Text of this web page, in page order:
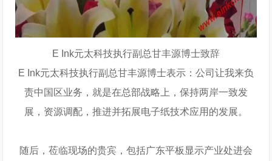
E Ink元太科技执行副总甘丰源博士致辞
E Ink元太科技执行副总甘丰源博士表示：公司让我来负
责中国区业务，就是在总部战略上，保持两岸一致发
展，资源调配，推进并拓展电子纸技术应用的发展。
随后，莅临现场的贵宾，包括广东平板显示产业处进会